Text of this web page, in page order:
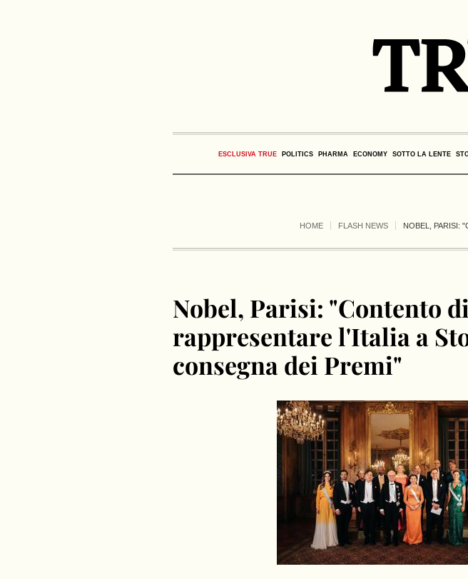
ESCLUSIVA TRUE POLITICS PHARMA ECONOMY SOTTO LA LENTE
HOME FLASH NEWS NOBEL, PARISI:
Nobel, Parisi: "Contento di
rappresentare l'Italia a
consegna dei Premi"